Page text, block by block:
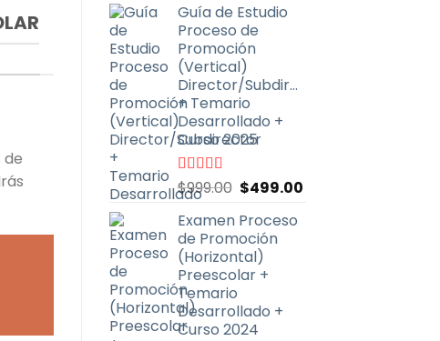
de
Guía de Estudio
Proceso de
Promoción
(Vertical)
Director/Subdirector
+ Temario
Desarrollado +
Curso 2025
Valorado
con
5
$999.00 El
original
era:
$999.00.
$499.00
Examen Proceso
de Promoción
(Horizontal)
Preescolar +
Temario
Desarrollado +
Curso 2024